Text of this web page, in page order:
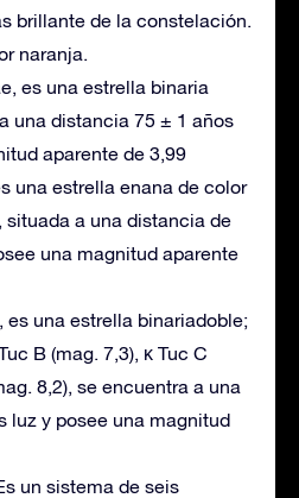
brillante de la constelación.
naranja.
es una estrella binaria
una distancia 75 ± 1 años
aparente de 3,99
una estrella enana de color
a una distancia de
una magnitud aparente
es una estrella binariadoble;
B (mag. 7,3), κ Tuc C
8,2), se encuentra a una
luz y posee una magnitud
un sistema de seis